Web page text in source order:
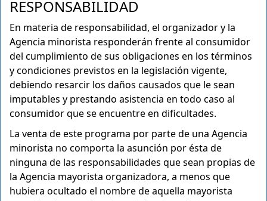
RESPONSABILIDAD
En materia de responsabilidad, el organizador y la
Agencia minorista responderán frente al consumidor
del cumplimiento de sus obligaciones en los términos
y condiciones previstos en la legislación vigente,
debiendo resarcir los daños causados que le sean
imputables y prestando asistencia en todo caso al
consumidor que se encuentre en dificultades.
La venta de este programa por parte de una Agencia
minorista no comporta la asunción por ésta de
ninguna de las responsabilidades que sean propias de
la Agencia mayorista organizadora, a menos que
hubiera ocultado el nombre de aquella mayorista